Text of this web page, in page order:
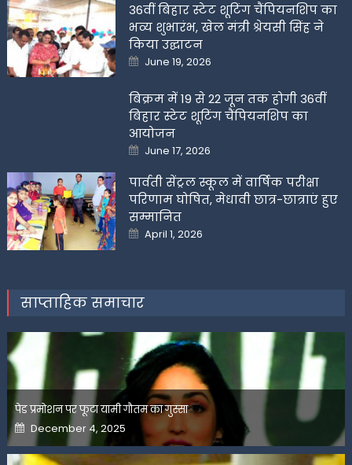
36वीं बिहार स्टेट शूटिंग चैंपियनशिप का
भव्य शुभारंभ, खेल मंत्री श्रेयसी सिंह ने
किया उद्घाटन
Posted
on
June 19, 2026
बिक्रम में 19 से 22 जून तक होगी 36वीं
बिहार स्टेट शूटिंग चैंपियनशिप का
आयोजन
Posted
on
June 17, 2026
पार्वती सेंट्रल स्कूल में वार्षिक परीक्षा
परिणाम घोषित, मेधावी छात्र-छात्राएं हुए
सम्मानित
Posted
on
April 1, 2026
साप्ताहिक समाचार
पेड प्रमोशन पर फूटा यामी गौतम का गुस्सा
Posted
on
December 4, 2025